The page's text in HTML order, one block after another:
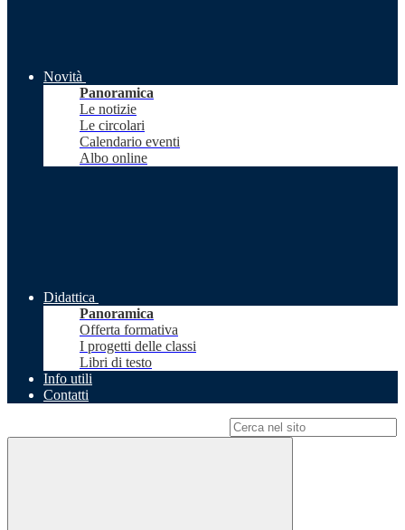
Novità
Panoramica
Le notizie
Le circolari
Calendario eventi
Albo online
Didattica
Panoramica
Offerta formativa
I progetti delle classi
Libri di testo
Info utili
Contatti